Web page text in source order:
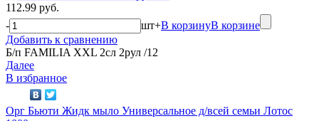
112.99 руб.
-
шт+В корзинуВ корзине
Добавить к сравнению
Б/п FAMILIA XXL 2сл 2рул /12
Далее
В избранное
Орг Бьюти Жидк мыло Универсальное д/всей семьи Лотос